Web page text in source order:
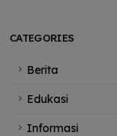
CATEGORIES
Berita
Edukasi
Informasi